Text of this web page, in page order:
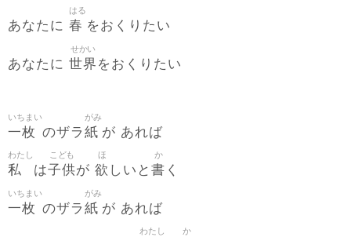
あなたに 春
はる
をおくりたい
あなたに 世界
せかい
をおくりたい
一枚
いちまい
のザラ 紙
がみ
が あれば
私
わたし
は子供
こども
が 欲
ほ
しいと 書
か
く
一枚
いちまい
のザラ 紙
がみ
が あれば
わたし か